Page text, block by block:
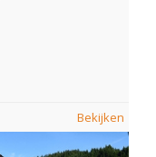
Bekijken